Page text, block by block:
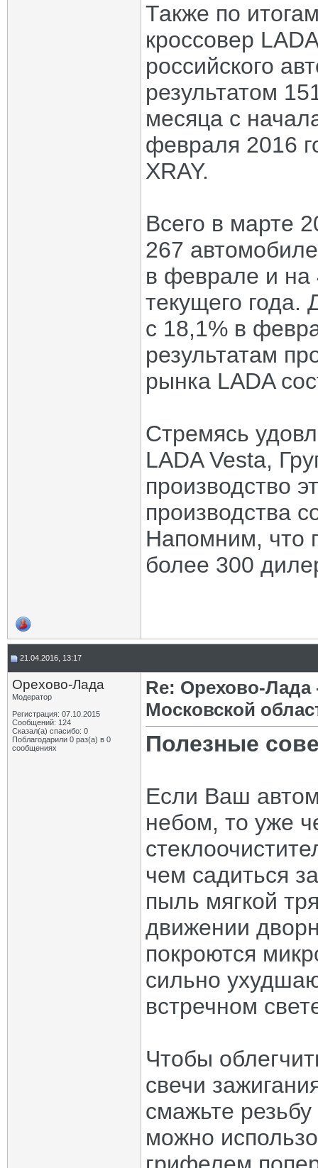
Также по
кроссовер
российского
результатом
месяца с
февраля 2016
XRAY.
Всего в марте
267
в феврале и на
текущего года.
с 18,1% в
результатам
рынка LADA
Стремясь
LADA Vesta,
производство
производства
Напомним, что
более 300
21.04.2016, 13:17
Орехово-Лада
Модератор
Регистрация: 07.10.2015
Сообщений: 124
Сказал(а) спасибо: 0
Поблагодарили 0 раз(а) в 0
сообщениях
Re: Орехово-
Московской
Полезные
Если Ваш
небом, то уже
чем садиться
пыль мягкой
движении
покроются
сильно
встречном
Чтобы
свечи
смажьте
можно